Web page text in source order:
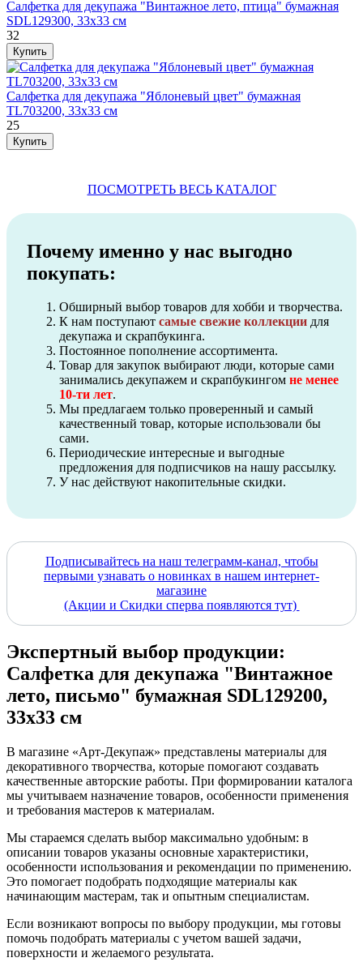
Салфетка для декупажа "Винтажное лето, птица" бумажная
SDL129300, 33х33 см
32
Салфетка для декупажа "Яблоневый цвет" бумажная
TL703200, 33х33 см
25
ПОСМОТРЕТЬ ВЕСЬ КАТАЛОГ
Почему именно у нас выгодно
покупать:
Обширный выбор товаров для хобби и творчества.
К нам поступают самые свежие коллекции для
декупажа и скрапбукинга.
Постоянное пополнение ассортимента.
Товар для закупок выбирают люди, которые сами
занимались декупажем и скрапбукингом не менее
10-ти лет.
Мы предлагаем только проверенный и самый
качественный товар, которые использовали бы
сами.
Периодические интересные и выгодные
предложения для подписчиков на нашу рассылку.
У нас действуют накопительные скидки.
Подписывайтесь на наш телеграмм-канал, чтобы
первыми узнавать о новинках в нашем интернет-
магазине
(Акции и Скидки сперва появляются тут)
Экспертный выбор продукции:
Салфетка для декупажа "Винтажное
лето, письмо" бумажная SDL129200,
33х33 см
В магазине «Арт-Декупаж» представлены материалы для
декоративного творчества, которые помогают создавать
качественные авторские работы. При формировании каталога
мы учитываем назначение товаров, особенности применения
и требования мастеров к материалам.
Мы стараемся сделать выбор максимально удобным: в
описании товаров указаны основные характеристики,
особенности использования и рекомендации по применению.
Это помогает подобрать подходящие материалы как
начинающим мастерам, так и опытным специалистам.
Если возникают вопросы по выбору продукции, мы готовы
помочь подобрать материалы с учетом вашей задачи,
поверхности и желаемого результата.